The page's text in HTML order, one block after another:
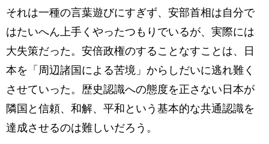
それは一種の言葉遊びにすぎず、安部首相は自分で
はたいへん上手くやったつもりでいるが、実際には
大失策だった。安倍政権のすることなすことは、日
本を「周辺諸国による苦境」からしだいに逃れ難く
させていった。歴史認識への態度を正さない日本が
隣国と信頼、和解、平和という基本的な共通認識を
達成させるのは難しいだろう。